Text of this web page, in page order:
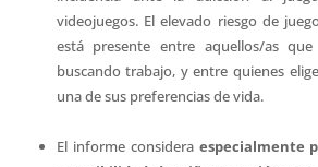
videojuegos. El elevado riesgo de
está presente entre aquellos/as
buscando trabajo, y entre quienes
una de sus preferencias de vida.
El informe considera especialmente